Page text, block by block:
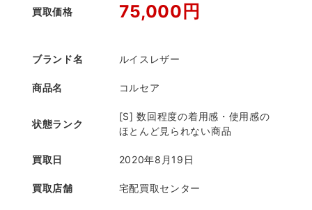
買取価格 75,000円
ブランド名 ルイスレザー
商品名 コルセア
状態ランク
[S] 数回程度の着用感・使用感の
ほとんど見られない商品
買取日 2020年8月19日
買取店舗 宅配買取センター